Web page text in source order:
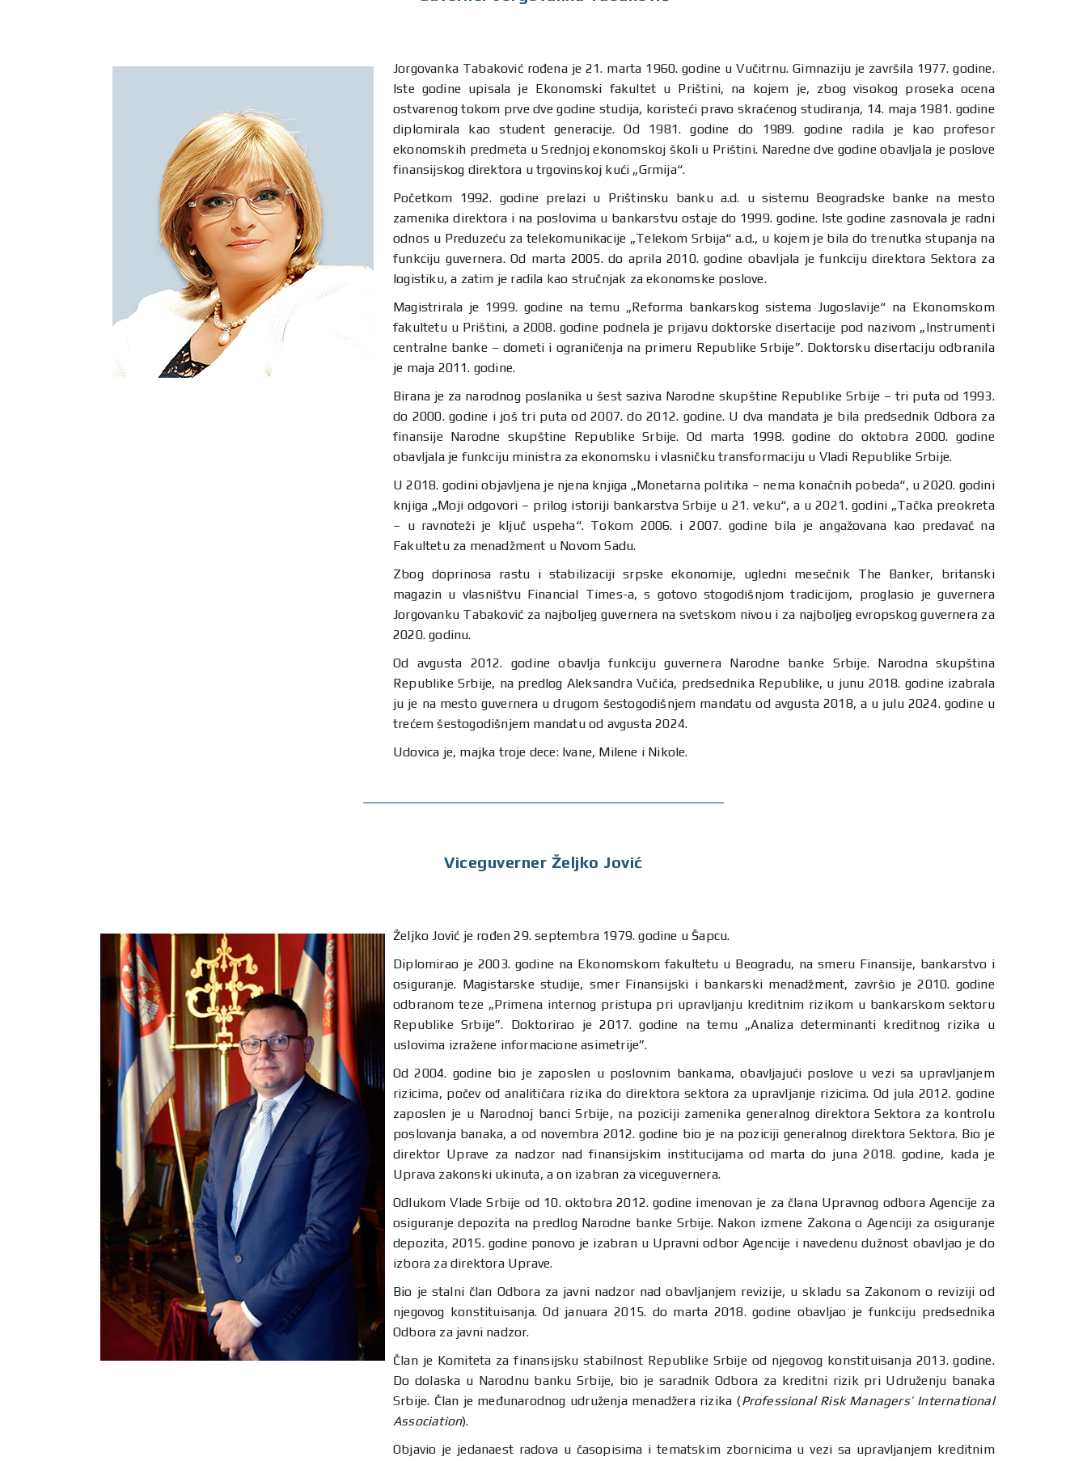
Jorgovanka Tabaković rođena je 21. marta 1960. godine u Vučitrnu. Gimnaziju je završila 1977. godine.
Iste godine upisala je Ekonomski fakultet u Prištini, na kojem je, zbog visokog proseka ocena
ostvarenog tokom prve dve godine studija, koristeći pravo skraćenog studiranja, 14. maja 1981. godine
diplomirala kao student generacije. Od 1981. godine do 1989. godine radila je kao profesor
ekonomskih predmeta u Srednjoj ekonomskoj školi u Prištini. Naredne dve godine obavljala je poslove
finansijskog direktora u trgovinskoj kući „Grmija“.
Početkom 1992. godine prelazi u Prištinsku banku a.d. u sistemu Beogradske banke na mesto
zamenika direktora i na poslovima u bankarstvu ostaje do 1999. godine. Iste godine zasnovala je radni
odnos u Preduzeću za telekomunikacije „Telekom Srbija“ a.d., u kojem je bila do trenutka stupanja na
funkciju guvernera. Od marta 2005. do aprila 2010. godine obavljala je funkciju direktora Sektora za
logistiku, a zatim je radila kao stručnjak za ekonomske poslove.
Magistrirala je 1999. godine na temu „Reforma bankarskog sistema Jugoslavije“ na Ekonomskom
fakultetu u Prištini, a 2008. godine podnela je prijavu doktorske disertacije pod nazivom „Instrumenti
centralne banke – dometi i ograničenja na primeru Republike Srbije”. Doktorsku disertaciju odbranila
je maja 2011. godine.
Birana je za narodnog poslanika u šest saziva Narodne skupštine Republike Srbije – tri puta od 1993.
do 2000. godine i još tri puta od 2007. do 2012. godine. U dva mandata je bila predsednik Odbora za
finansije Narodne skupštine Republike Srbije. Od marta 1998. godine do oktobra 2000. godine
obavljala je funkciju ministra za ekonomsku i vlasničku transformaciju u Vladi Republike Srbije.
U 2018. godini objavljena je njena knjiga „Monetarna politika – nema konačnih pobeda“, u 2020. godini
knjiga „Moji odgovori – prilog istoriji bankarstva Srbije u 21. veku“, a u 2021. godini „Tačka preokreta
– u ravnoteži je ključ uspeha“. Tokom 2006. i 2007. godine bila je angažovana kao predavač na
Fakultetu za menadžment u Novom Sadu.
Zbog doprinosa rastu i stabilizaciji srpske ekonomije, ugledni mesečnik The Banker, britanski
magazin u vlasništvu Financial Times-a, s gotovo stogodišnjom tradicijom, proglasio je guvernera
Jorgovanku Tabaković za najboljeg guvernera na svetskom nivou i za najboljeg evropskog guvernera za
2020. godinu.
Od avgusta 2012. godine obavlja funkciju guvernera Narodne banke Srbije. Narodna skupština
Republike Srbije, na predlog Aleksandra Vučića, predsednika Republike, u junu 2018. godine izabrala
ju je na mesto guvernera u drugom šestogodišnjem mandatu od avgusta 2018, a u julu 2024. godine u
trećem šestogodišnjem mandatu od avgusta 2024.
Udovica je, majka troje dece: Ivane, Milene i Nikole.
Viceguverner Željko Jović
Željko Jović je rođen 29. septembra 1979. godine u Šapcu.
Diplomirao je 2003. godine na Ekonomskom fakultetu u Beogradu, na smeru Finansije, bankarstvo i
osiguranje. Magistarske studije, smer Finansijski i bankarski menadžment, završio je 2010. godine
odbranom teze „Primena internog pristupa pri upravljanju kreditnim rizikom u bankarskom sektoru
Republike Srbije”. Doktorirao je 2017. godine na temu „Analiza determinanti kreditnog rizika u
uslovima izražene informacione asimetrije”.
Od 2004. godine bio je zaposlen u poslovnim bankama, obavljajući poslove u vezi sa upravljanjem
rizicima, počev od analitičara rizika do direktora sektora za upravljanje rizicima. Od jula 2012. godine
zaposlen je u Narodnoj banci Srbije, na poziciji zamenika generalnog direktora Sektora za kontrolu
poslovanja banaka, a od novembra 2012. godine bio je na poziciji generalnog direktora Sektora. Bio je
direktor Uprave za nadzor nad finansijskim institucijama od marta do juna 2018. godine, kada je
Uprava zakonski ukinuta, a on izabran za viceguvernera.
Odlukom Vlade Srbije od 10. oktobra 2012. godine imenovan je za člana Upravnog odbora Agencije za
osiguranje depozita na predlog Narodne banke Srbije. Nakon izmene Zakona o Agenciji za osiguranje
depozita, 2015. godine ponovo je izabran u Upravni odbor Agencije i navedenu dužnost obavljao je do
izbora za direktora Uprave.
Bio je stalni član Odbora za javni nadzor nad obavljanjem revizije, u skladu sa Zakonom o reviziji od
njegovog konstituisanja. Od januara 2015. do marta 2018. godine obavljao je funkciju predsednika
Odbora za javni nadzor.
Član je Komiteta za finansijsku stabilnost Republike Srbije od njegovog konstituisanja 2013. godine.
Do dolaska u Narodnu banku Srbije, bio je saradnik Odbora za kreditni rizik pri Udruženju banaka
Srbije. Član je međunarodnog udruženja menadžera rizika (Professional Risk Managers’ International
Association).
Objavio je jedanaest radova u časopisima i tematskim zbornicima u vezi sa upravljanjem kreditnim